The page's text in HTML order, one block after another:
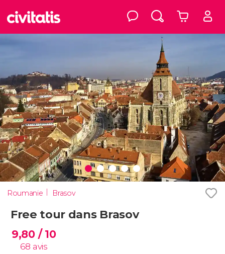
Roumanie Brasov
Free tour dans Brasov
9,80 / 10
68 avis